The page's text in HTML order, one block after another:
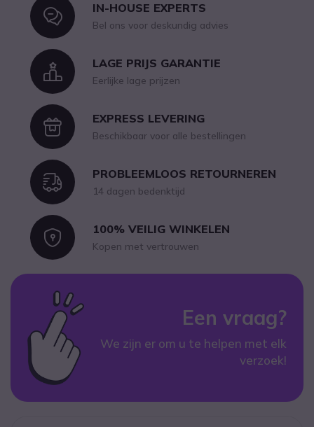
IconIN-HOUSE EXPERTS
Bel ons voor deskundig advies
IconLAGE PRIJS GARANTIE
Eerlijke lage prijzen
IconEXPRESS LEVERING
Beschikbaar voor alle bestellingen
IconPROBLEEMLOOS RETOURNEREN
14 dagen bedenktijd
Icon100% VEILIG WINKELEN
Kopen met vertrouwen
Een vraag?
We zijn er om u te helpen met elk
verzoek!